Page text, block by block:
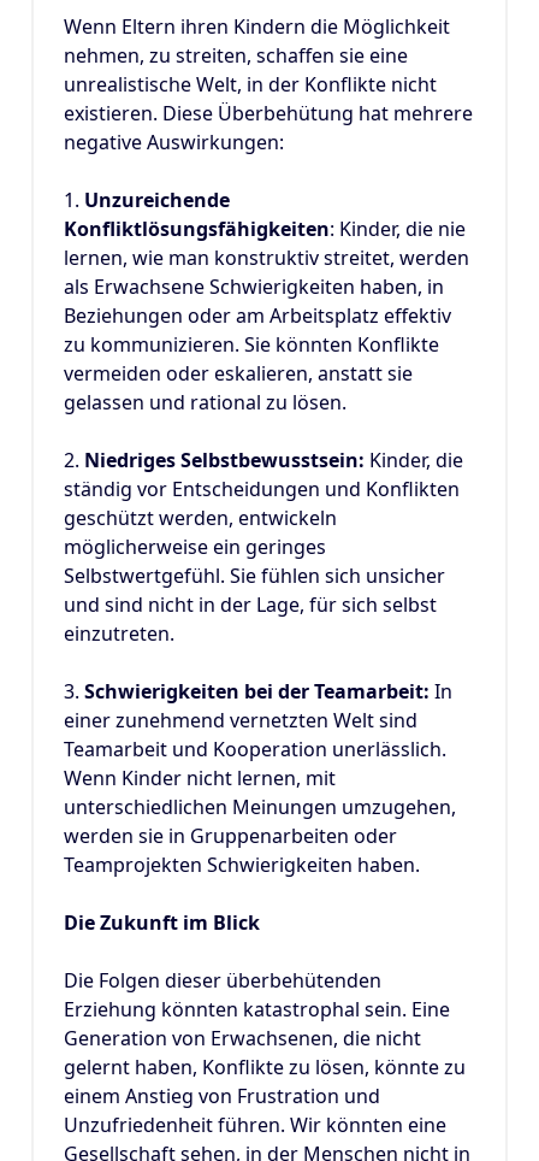
Wenn Eltern ihren Kindern die Möglichkeit
nehmen, zu streiten, schaffen sie eine
unrealistische Welt, in der Konflikte nicht
existieren. Diese Überbehütung hat mehrere
negative Auswirkungen:
1. Unzureichende
Konfliktlösungsfähigkeiten: Kinder, die nie
lernen, wie man konstruktiv streitet, werden
als Erwachsene Schwierigkeiten haben, in
Beziehungen oder am Arbeitsplatz effektiv
zu kommunizieren. Sie könnten Konflikte
vermeiden oder eskalieren, anstatt sie
gelassen und rational zu lösen.
2. Niedriges Selbstbewusstsein: Kinder, die
ständig vor Entscheidungen und Konflikten
geschützt werden, entwickeln
möglicherweise ein geringes
Selbstwertgefühl. Sie fühlen sich unsicher
und sind nicht in der Lage, für sich selbst
einzutreten.
3. Schwierigkeiten bei der Teamarbeit: In
einer zunehmend vernetzten Welt sind
Teamarbeit und Kooperation unerlässlich.
Wenn Kinder nicht lernen, mit
unterschiedlichen Meinungen umzugehen,
werden sie in Gruppenarbeiten oder
Teamprojekten Schwierigkeiten haben.
Die Zukunft im Blick
Die Folgen dieser überbehütenden
Erziehung könnten katastrophal sein. Eine
Generation von Erwachsenen, die nicht
gelernt haben, Konflikte zu lösen, könnte zu
einem Anstieg von Frustration und
Unzufriedenheit führen. Wir könnten eine
Gesellschaft sehen, in der Menschen nicht in